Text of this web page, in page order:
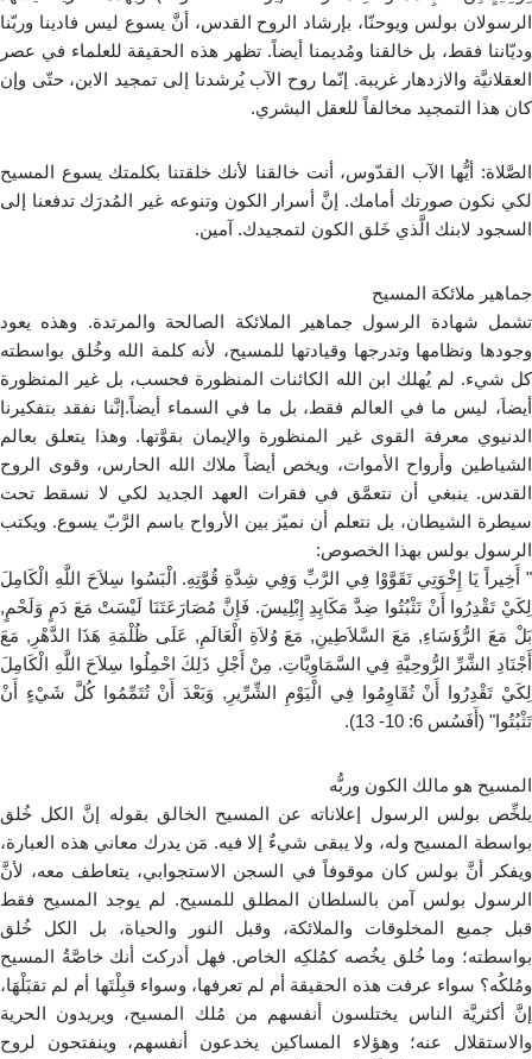
الرسولان بولس ويوحنّا، بإرشاد الروح القدس، أنَّ يسوع ليس فادينا وربّنا
وديّاننا فقط، بل خالقنا ومُديمنا أيضاً. تظهر هذه الحقيقة للعلماء في عصر
العقلانيَّة والازدهار غريبة. إنّما روح الآب يُرشدنا إلى تمجيد الابن، حتّى وإن
كان هذا التمجيد مخالفاً للعقل البشري.
الصَّلاة: أيُّها الآب القدّوس، أنت خالقنا لأنك خلقتنا بكلمتك يسوع المسيح
لكي نكون صورتك أمامك. إنَّ أسرار الكون وتنوعه غير المُدرَك تدفعنا إلى
السجود لابنك الَّذي خَلق الكون لتمجيدك. آمين.
جماهير ملائكة المسيح
تشمل شهادة الرسول جماهير الملائكة الصالحة والمرتدة. وهذه يعود
وجودها ونظامها وتدرجها وقيادتها للمسيح، لأنه كلمة الله وخُلق بواسطته
كل شيء. لم يُهلك ابن الله الكائنات المنظورة فحسب، بل غير المنظورة
أيضاَ، ليس ما في العالم فقط، بل ما في السماء أيضاً.إنَّنا نفقد بتفكيرنا
الدنيوي معرفة القوى غير المنظورة والإيمان بقوَّتها. وهذا يتعلق بعالم
الشياطين وأرواح الأموات، ويخص أيضاً ملاك الله الحارس، وقوى الروح
القدس. ينبغي أن نتعمَّق في فقرات العهد الجديد لكي لا نسقط تحت
سيطرة الشيطان، بل نتعلم أن نميّز بين الأرواح باسم الرَّبّ يسوع. ويكتب
الرسول بولس بهذا الخصوص:
" أَخِيراً يَا إِخْوَتِي تَقَوَّوْا فِي الرَّبِّ وَفِي شِدَّةِ قُوَّتِهِ. الْبَسُوا سِلاَحَ اللَّهِ الْكَامِلَ
لِكَيْ تَقْدِرُوا أَنْ تَثْبُتُوا ضِدَّ مَكَايِدِ إِبْلِيسَ. فَإِنَّ مُصَارَعَتَنَا لَيْسَتْ مَعَ دَمٍ وَلَحْمٍ,
بَلْ مَعَ الرُّؤَسَاءِ, مَعَ السَّلاَطِينِ, مَعَ وُلاَةِ الْعَالَمِ, عَلَى ظُلْمَةِ هَذَا الدَّهْرِ, مَعَ
أَجْنَادِ الشَّرِّ الرُّوحِيَّةِ فِي السَّمَاوِيَّاتِ. مِنْ أَجْلِ ذَلِكَ احْمِلُوا سِلاَحَ اللَّهِ الْكَامِلَ
لِكَيْ تَقْدِرُوا أَنْ تُقَاوِمُوا فِي الْيَوْمِ الشِّرِّيرِ, وَبَعْدَ أَنْ تُتَمِّمُوا كُلَّ شَيْءٍ أَنْ
تَثْبُتُوا" (أَفَسُس 6: 10- 13).
المسيح هو مالك الكون وربُّه
ُيلخِّص بولس الرسول إعلاناته عن المسيح الخالق بقوله إنَّ الكل خُلق
بواسطة المسيح وله، ولا يبقى شيءٌ إلا فيه. مَن يدرك معاني هذه العبارة،
ويفكر أنَّ بولس كان موقوفاً في السجن الاستجوابي، يتعاطف معه، لأنَّ
الرسول بولس آمن بالسلطان المطلق للمسيح. لم يوجد المسيح فقط
قبل جميع المخلوقات والملائكة، وقبل النور والحياة، بل الكل خُلق
بواسطته؛ وما خُلق يخُصه كمُلكِه الخاص. فهل أدركتَ أنك خاصَّةُ المسيح
ومُلكُه؟ سواء عرفت هذه الحقيقة أم لم تعرفها، وسواء قبِلْتَها أم لم تقبَلْهَا،
إنَّ أكثريَّة الناس يختلسون أنفسهم من مُلك المسيح، ويريدون الحرية
والاستقلال عنه؛ وهؤلاء المساكين يخدعون أنفسهم، وينفتحون لروح